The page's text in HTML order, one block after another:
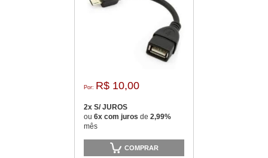
Por: R$ 10,00
2x S/ JUROS
ou 6x com juros de 2,99%
mês
COMPRAR